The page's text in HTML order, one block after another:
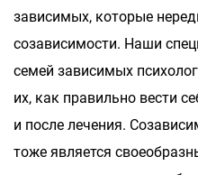
зависимых, которые
созависимости. Наши
семей зависимых
их, как правильно вести
и после лечения.
тоже является